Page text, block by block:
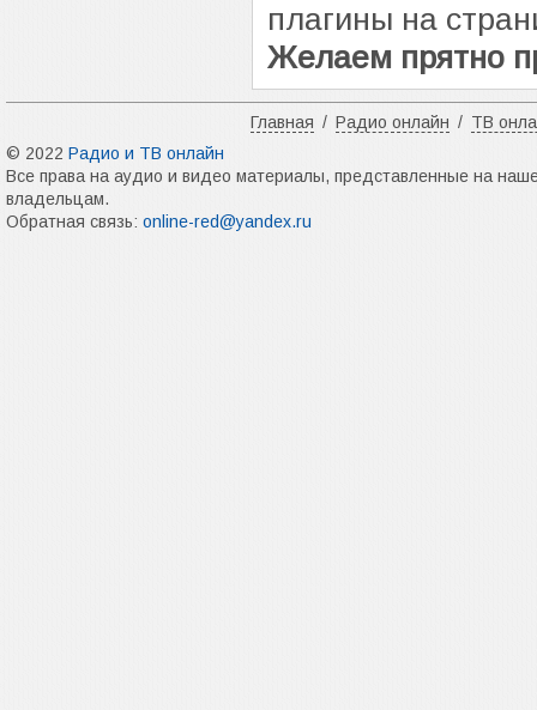
плагины на
Желаем прятно
Главная / Радио онлайн / ТВ
© 2022 Радио и ТВ онлайн
Все права на аудио и видео материалы, представленные на
владельцам.
Обратная связь: online-red@yandex.ru